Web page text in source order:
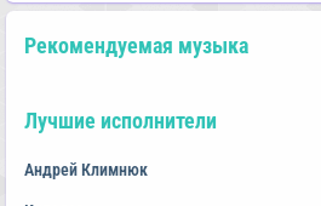
Рекомендуемая музыка
Лучшие исполнители
Андрей Климнюк